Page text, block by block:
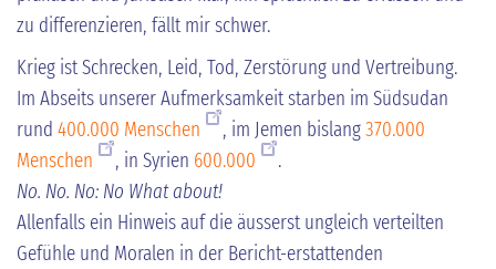
zu differenzieren, fällt mir schwer.
Krieg ist Schrecken, Leid, Tod, Zerstörung und Vertreibung.
Im Abseits unserer Aufmerksamkeit starben im Südsudan
rund 400.000 Menschen , im Jemen bislang370.000
Menschen
, in Syrien 600.000
.
No. No. No: No What about!
Allenfalls ein Hinweis auf die äusserst ungleich verteilten
Gefühle und Moralen in der Bericht-erstattenden